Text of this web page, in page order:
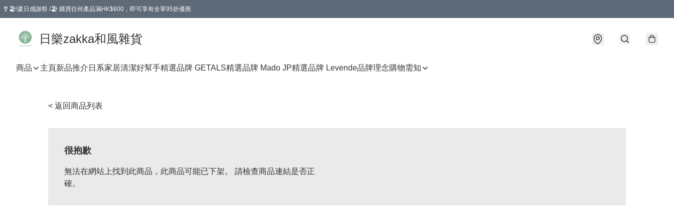
🎐🏖️\夏日感謝祭 /🏖️ 購買任何產品滿HK$600，即可享有全單95折優惠
日樂zakka和風雜貨
商品 主頁新品推介 日系家居清潔好幫手精選品牌 GETALS精選品牌 Mado JP精選品牌 Levende品牌理念購物需知
< 返回商品列表
很抱歉
無法在網站上找到此商品，此商品可能已下架。 請檢查商品連結是否正
確。